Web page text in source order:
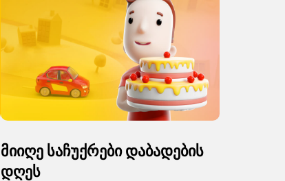
მიიღე საჩუქრები დაბადების
დღეს